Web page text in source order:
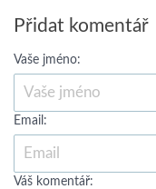
Přidat komentář
Vaše jméno:
Email:
Váš komentář: